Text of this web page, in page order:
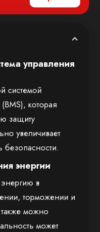
управления
системой
которая
защиту
увеличивает
безопасности.
энергии
в
торможении и
можно
может